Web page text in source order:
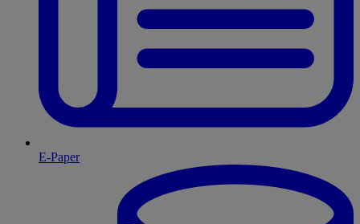
E-Paper